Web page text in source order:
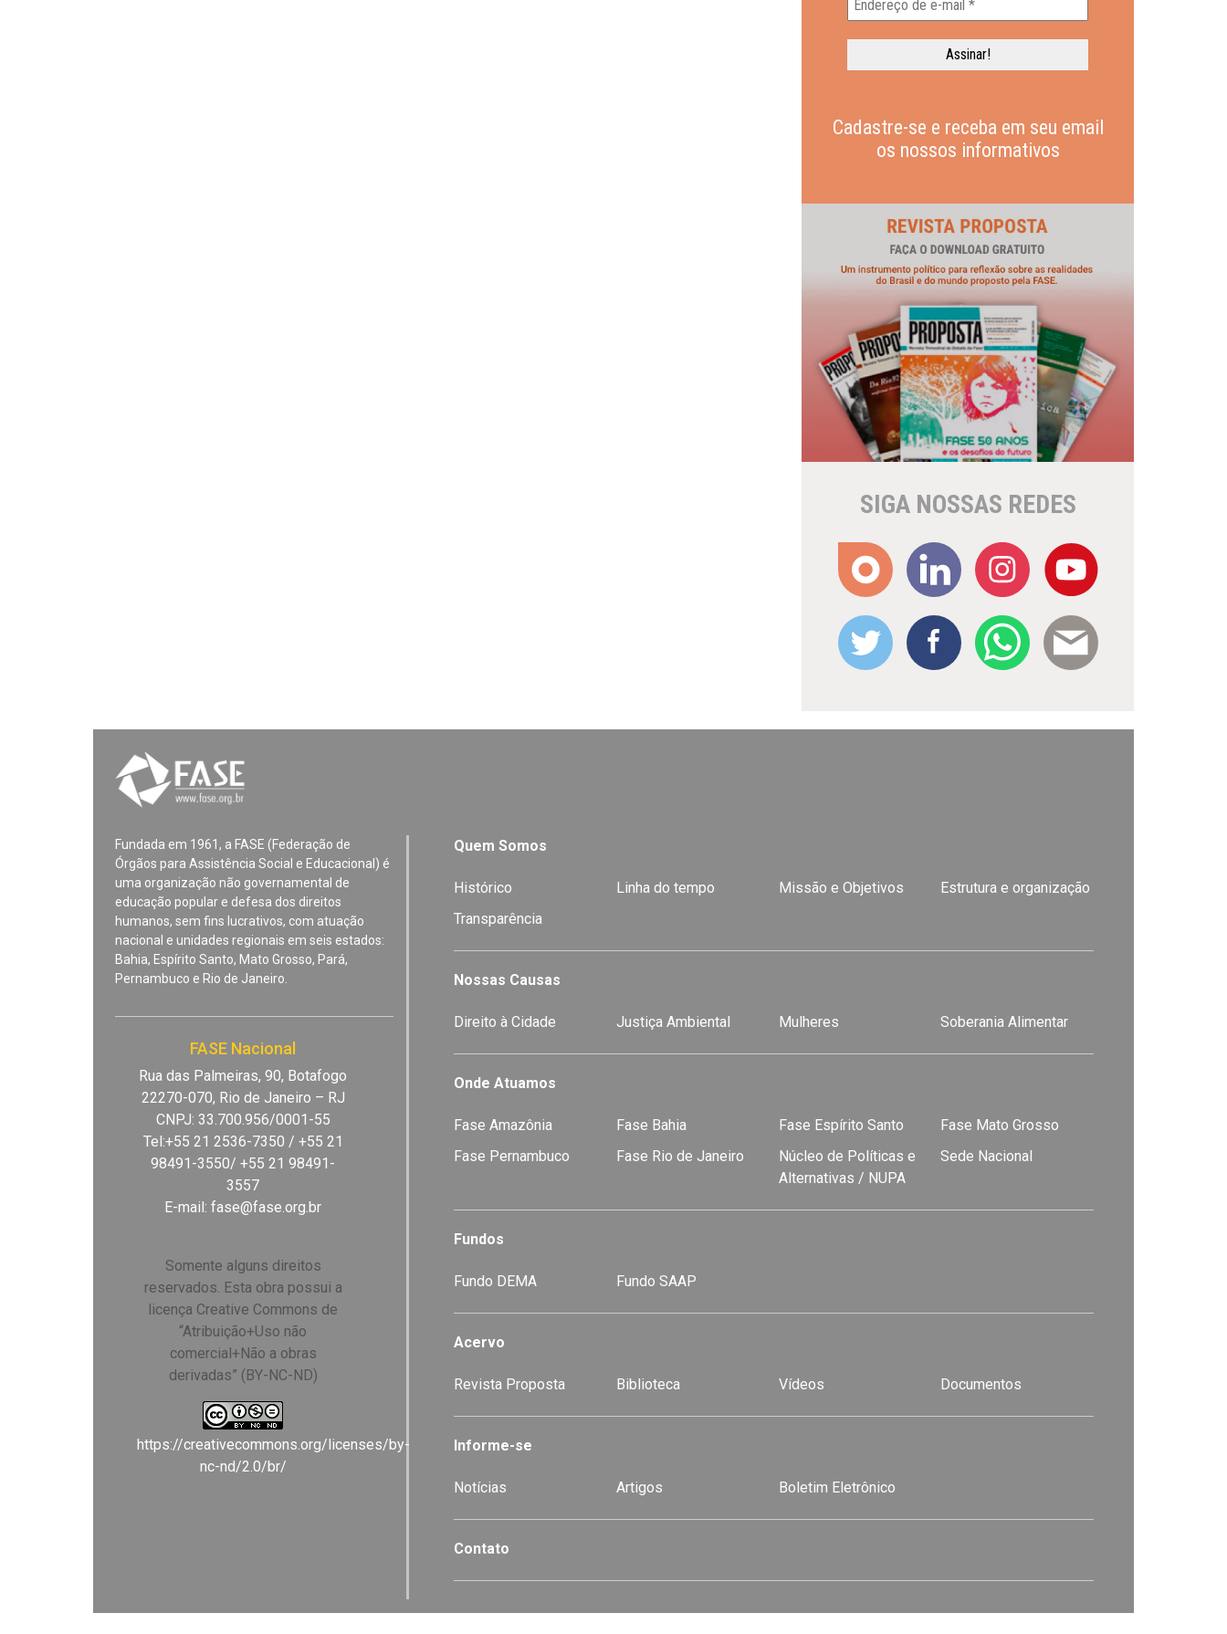
Cadastre-se e receba em seu email
os nossos informativos
SIGA NOSSAS REDES
Fundada em 1961, a FASE (Federação de
Órgãos para Assistência Social e Educacional) é
uma organização não governamental de
educação popular e defesa dos direitos
humanos, sem fins lucrativos, com atuação
nacional e unidades regionais em seis estados:
Bahia, Espírito Santo, Mato Grosso, Pará,
Pernambuco e Rio de Janeiro.
FASE Nacional
Rua das Palmeiras, 90, Botafogo
22270-070, Rio de Janeiro – RJ
CNPJ: 33.700.956/0001-55
Tel:+55 21 2536-7350 / +55 21
98491-3550/ +55 21 98491-
3557
E-mail:fase@fase.org.br
Somente alguns direitos
reservados. Esta obra possui a
licença Creative Commons de
“Atribuição+Uso não
comercial+Não a obras
derivadas” (BY-NC-ND)
https://creativecommons.org/licenses/by-
nc-nd/2.0/br/
Quem Somos
Histórico Linha do tempo Missão e Objetivos
Estrutura e organização
Transparência
Nossas Causas
Direito à Cidade Justiça Ambiental Mulheres Soberania Alimentar
Onde Atuamos
Fase Amazônia Fase Bahia Fase Espírito Santo
Fase Mato Grosso
Fase Pernambuco
Fase Rio de Janeiro
Núcleo de Políticas e
Alternativas / NUPA
Sede Nacional
Fundos
Fundo DEMA Fundo SAAP
Acervo
Revista Proposta Biblioteca Vídeos Documentos
Informe-se
Notícias Artigos Boletim Eletrônico
Contato